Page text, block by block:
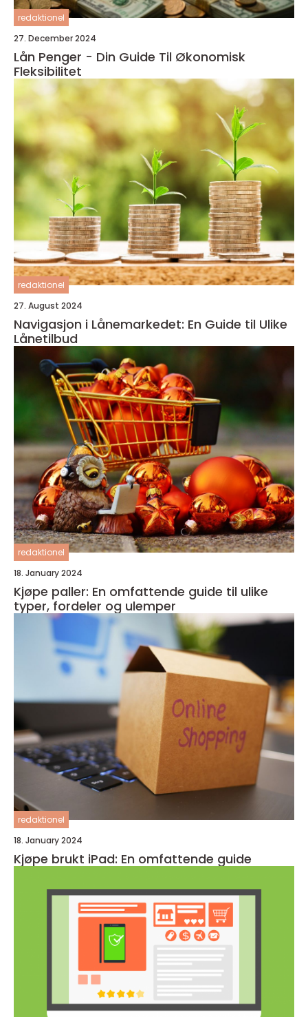
redaktionel
27. December 2024
Lån Penger - Din Guide Til Økonomisk
Fleksibilitet
redaktionel
27. August 2024
Navigasjon i Lånemarkedet: En Guide til Ulike
Lånetilbud
redaktionel
18. January 2024
Kjøpe paller: En omfattende guide til ulike
typer, fordeler og ulemper
redaktionel
18. January 2024
Kjøpe brukt iPad: En omfattende guide